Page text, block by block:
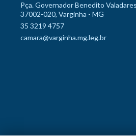
Pça. Governador Benedito
37002-020, Varginha - MG
35 3219 4757
camara@varginha.mg.leg.br